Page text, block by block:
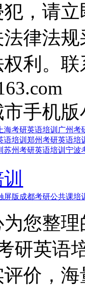
，请
律法
利。
市手机版
上海考研英语培训 广州考
语培训 郑州考研英语培
苏州考研英语培训 宁波
屏版 成都考研公共课培
您整
研英语
价，